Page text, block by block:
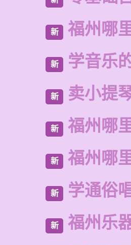
新 福州哪
新 学音乐
新 卖小提
新 福州哪
新 福州哪
新 学通俗
新 福州乐